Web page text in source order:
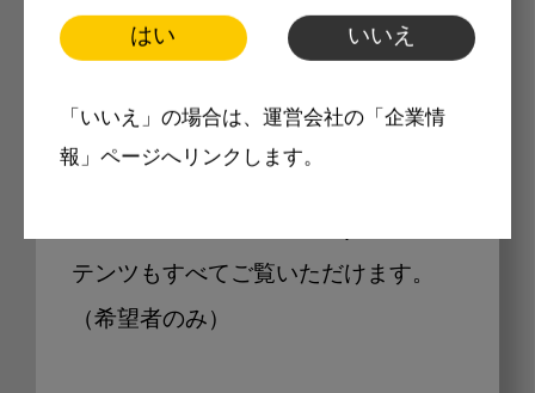
はい いいえ
「いいえ」の場合は、運営会社の「企業情
報」ページへリンクします。
製品価格も閲覧可能
テンツもすべてご覧いただけます。
（希望者のみ）